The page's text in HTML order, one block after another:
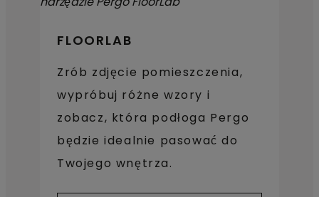
FLOORLAB
Zrób zdjęcie pomieszczenia,
wypróbuj różne wzory i
zobacz, która podłoga Pergo
będzie idealnie pasować do
Twojego wnętrza.